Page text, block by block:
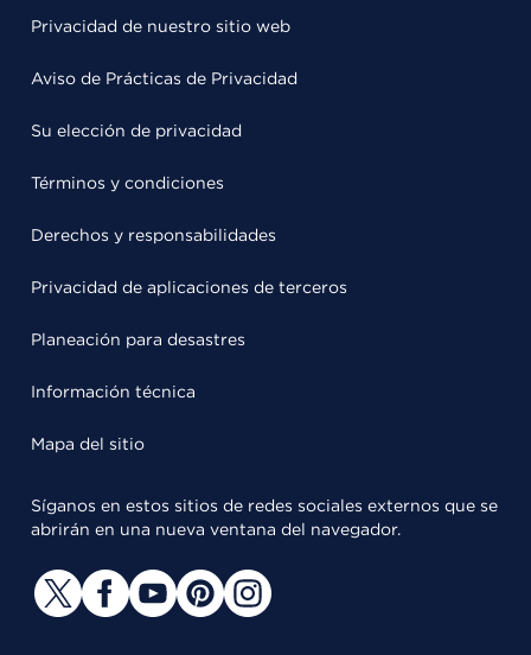
Privacidad de nuestro sitio web
Aviso de Prácticas de Privacidad
Su elección de privacidad
Términos y condiciones
Derechos y responsabilidades
Privacidad de aplicaciones de terceros
Planeación para desastres
Información técnica
Mapa del sitio
Síganos en estos sitios de redes sociales externos que se
abrirán en una nueva ventana del navegador.